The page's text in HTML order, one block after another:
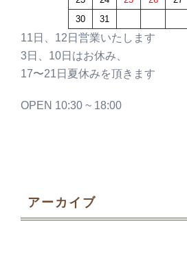
30
31
11日、12日営業いたします
3日、10日はお休み、
17〜21日夏休みを頂きます
OPEN 10:30 ~ 18:00
アーカイブ